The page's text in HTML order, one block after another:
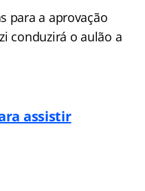
para a aprovação
conduzirá o aulão a
assistir